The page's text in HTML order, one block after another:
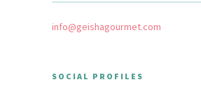
info@geishagourmet.com
SOCIAL PROFILES